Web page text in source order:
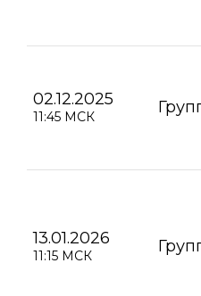
02.12.2025
11:45 МСК
13.01.2026
11:15 МСК